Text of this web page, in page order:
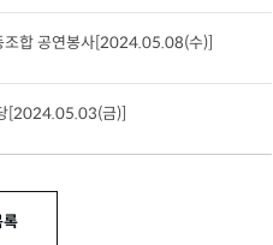
조합 공연봉사[2024.05.08(수)]
[2024.05.03(금)]
록